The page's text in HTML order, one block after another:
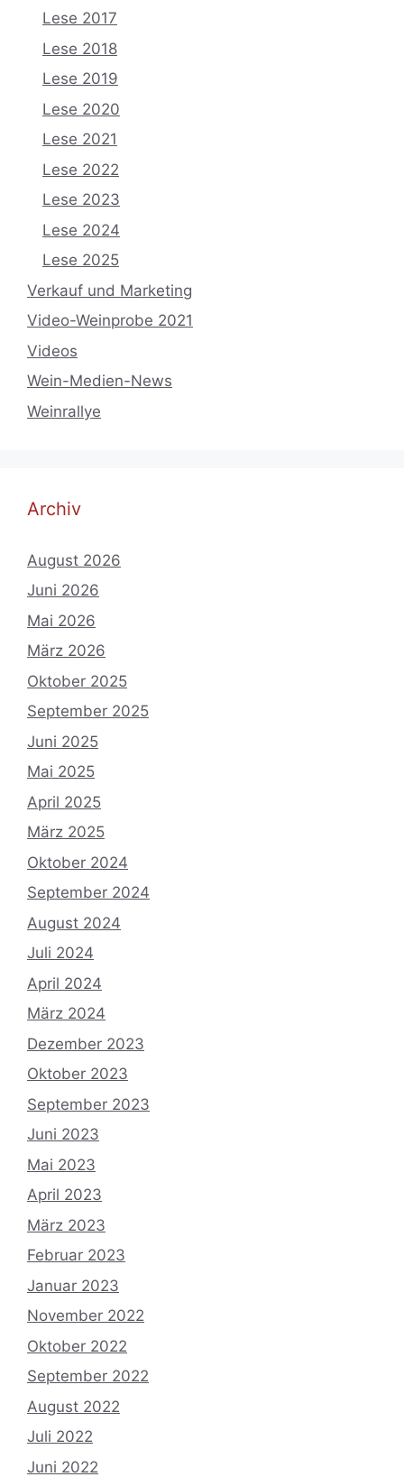
Lese 2017
Lese 2018
Lese 2019
Lese 2020
Lese 2021
Lese 2022
Lese 2023
Lese 2024
Lese 2025
Verkauf und Marketing
Video-Weinprobe 2021
Videos
Wein-Medien-News
Weinrallye
Archiv
August 2026
Juni 2026
Mai 2026
März 2026
Oktober 2025
September 2025
Juni 2025
Mai 2025
April 2025
März 2025
Oktober 2024
September 2024
August 2024
Juli 2024
April 2024
März 2024
Dezember 2023
Oktober 2023
September 2023
Juni 2023
Mai 2023
April 2023
März 2023
Februar 2023
Januar 2023
November 2022
Oktober 2022
September 2022
August 2022
Juli 2022
Juni 2022